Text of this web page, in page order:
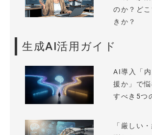
のか？ど
きか？
生成AI活用ガイド
AI導入「
援か」で
すべき5つ
「厳しい